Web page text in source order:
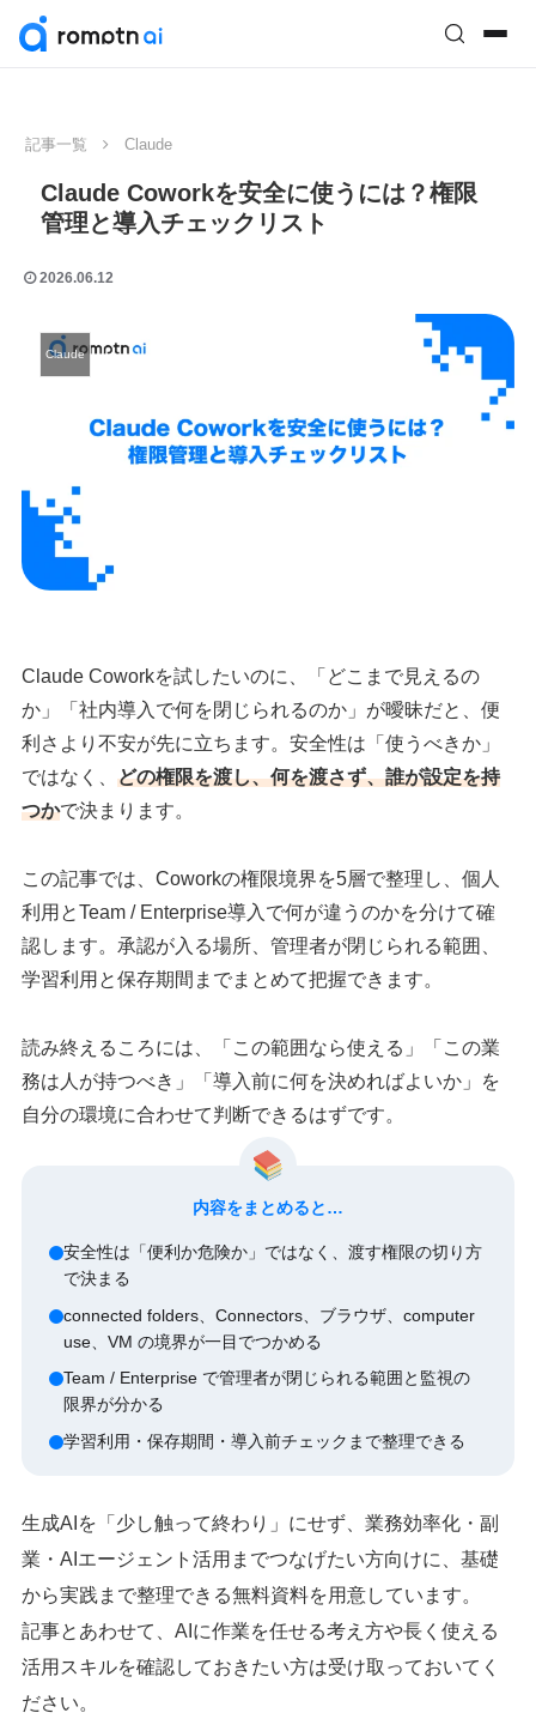
記事一覧 Claude
Claude Coworkを安全に使うには？権限
管理と導入チェックリスト
2026.06.12
Claude
Claude Coworkを試したいのに、「どこまで見えるの
か」「社内導入で何を閉じられるのか」が曖昧だと、便
利さより不安が先に立ちます。安全性は「使うべきか」
ではなく、どの権限を渡し、何を渡さず、誰が設定を持
つかで決まります。
この記事では、Coworkの権限境界を5層で整理し、個人
利用とTeam / Enterprise導入で何が違うのかを分けて確
認します。承認が入る場所、管理者が閉じられる範囲、
学習利用と保存期間までまとめて把握できます。
読み終えるころには、「この範囲なら使える」「この業
務は人が持つべき」「導入前に何を決めればよいか」を
自分の環境に合わせて判断できるはずです。
内容をまとめると…
安全性は「便利か危険か」ではなく、渡す権限の切り方
で決まる
connected folders、Connectors、ブラウザ、computer
use、VM の境界が一目でつかめる
Team / Enterprise で管理者が閉じられる範囲と監視の
限界が分かる
学習利用・保存期間・導入前チェックまで整理できる
生成AIを「少し触って終わり」にせず、業務効率化・副
業・AIエージェント活用までつなげたい方向けに、基礎
から実践まで整理できる無料資料を用意しています。
記事とあわせて、AIに作業を任せる考え方や長く使える
活用スキルを確認しておきたい方は受け取っておいてく
ださい。